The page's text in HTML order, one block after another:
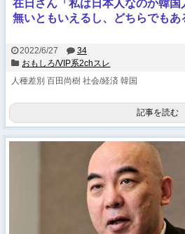
在日さん「私は日本人なのか韓国
無いともいえるし、どちらでもあ
2022/6/27
34
おもしろ/VIP系2chスレ
人種差別 百田尚樹 社会/経済 韓国
記事を読む